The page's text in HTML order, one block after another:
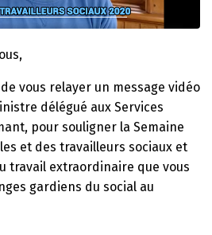
vous relayer un message vidéo
délégué aux Services
pour souligner la Semaine
et des travailleurs sociaux et
travail extraordinaire que vous
gardiens du social au